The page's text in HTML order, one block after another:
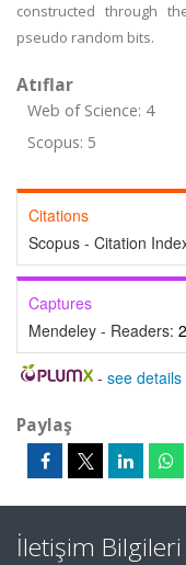
constructed through
pseudo random bits.
Atıflar
Web of Science: 4
Scopus: 5
Citations
Scopus - Citation
Captures
Mendeley - Readers: 2
- see details
Paylaş
İletişim Bilgileri